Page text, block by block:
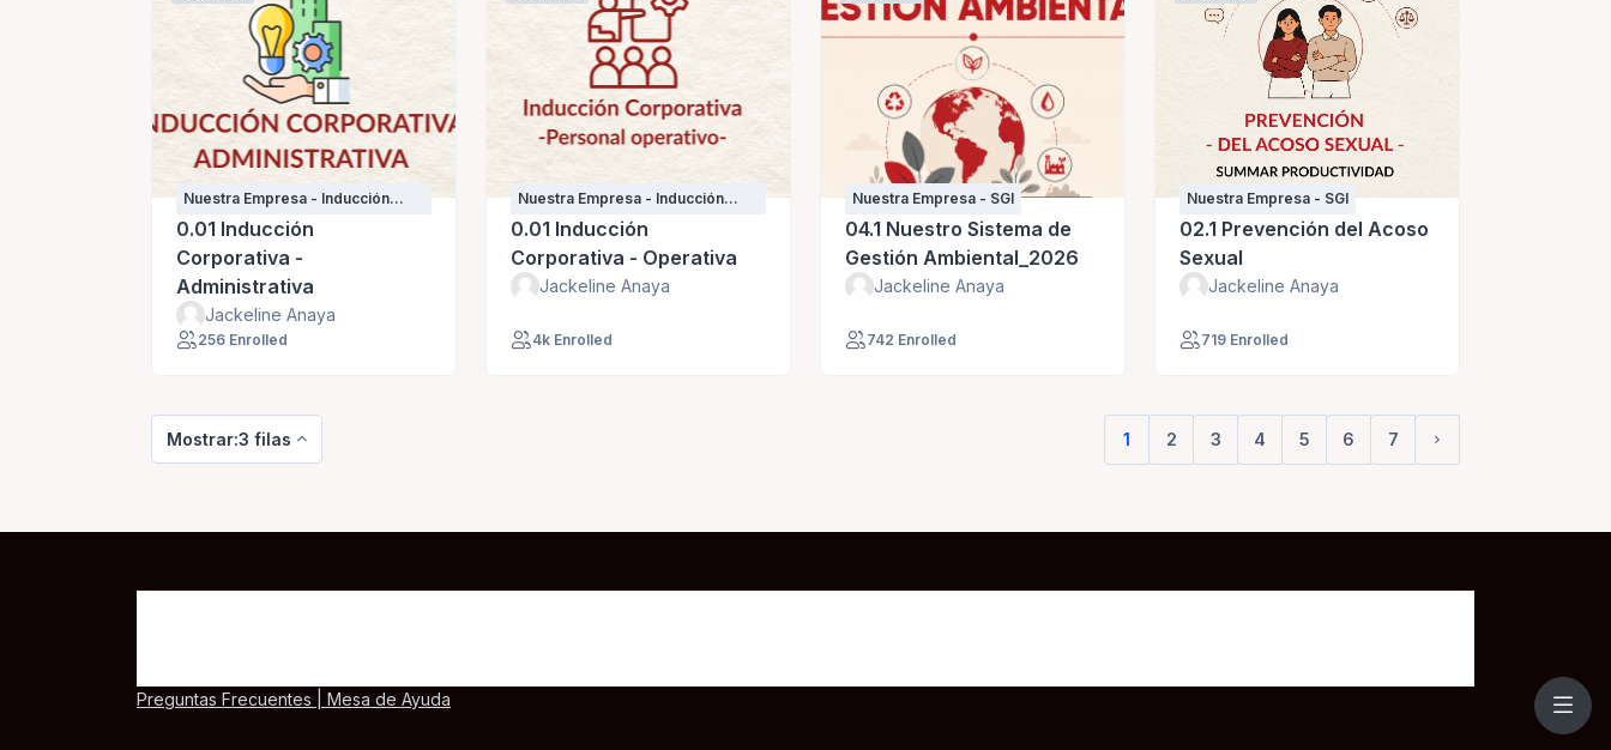
Nuestra Empresa - Inducción
personal nuevo
0.01 Inducción
Corporativa -
Administrativa
Jackeline Anaya
256 Enrolled
Nuestra Empresa - Inducción
personal nuevo
0.01 Inducción
Corporativa - Operativa
Jackeline Anaya
4k Enrolled
Nuestra Empresa - SGI
04.1 Nuestro Sistema de
Gestión Ambiental_2026
Jackeline Anaya
742 Enrolled
Nuestra Empresa - SGI
02.1 Prevención del Acoso
Sexual
Jackeline Anaya
719 Enrolled
Mostrar:3 filas 1
(current)
2 3 4 5 6 7
Preguntas Frecuentes | Mesa de Ayuda